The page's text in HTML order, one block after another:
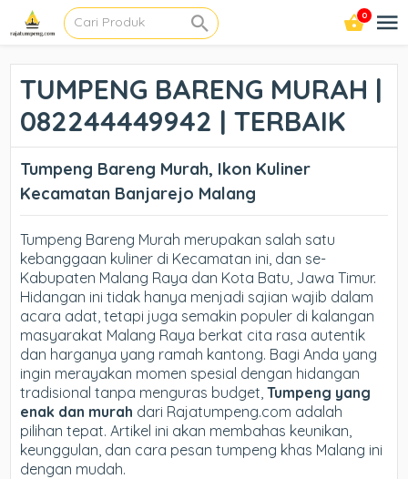
0
TUMPENG BARENG MURAH |
082244449942 | TERBAIK
Tumpeng Bareng Murah, Ikon Kuliner
Kecamatan Banjarejo Malang
Tumpeng Bareng Murah merupakan salah satu
kebanggaan kuliner di Kecamatan ini, dan se-
Kabupaten Malang Raya dan Kota Batu, Jawa Timur.
Hidangan ini tidak hanya menjadi sajian wajib dalam
acara adat, tetapi juga semakin populer di kalangan
masyarakat Malang Raya berkat cita rasa autentik
dan harganya yang ramah kantong. Bagi Anda yang
ingin merayakan momen spesial dengan hidangan
tradisional tanpa menguras budget,Tumpeng yang
enak dan murah dari Rajatumpeng.com adalah
pilihan tepat. Artikel ini akan membahas keunikan,
keunggulan, dan cara pesan tumpeng khas Malang ini
dengan mudah.